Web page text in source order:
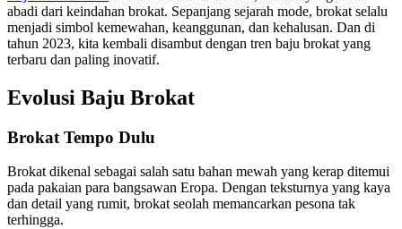
abadi dari keindahan brokat. Sepanjang sejarah mode, brokat selalu
menjadi simbol kemewahan, keanggunan, dan kehalusan. Dan di
tahun 2023, kita kembali disambut dengan tren baju brokat yang
terbaru dan paling inovatif.
Evolusi Baju Brokat
Brokat Tempo Dulu
Brokat dikenal sebagai salah satu bahan mewah yang kerap ditemui
pada pakaian para bangsawan Eropa. Dengan teksturnya yang kaya
dan detail yang rumit, brokat seolah memancarkan pesona tak
terhingga.